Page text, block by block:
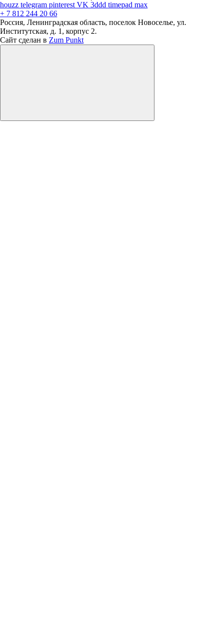
houzz telegram pinterestVK 3ddd timepad max
+ 7 812 244 20 66
Россия, Ленинградская область, поселок Новоселье, ул.
Институтская, д. 1, корпус 2.
Сайт сделан в Zum Punkt